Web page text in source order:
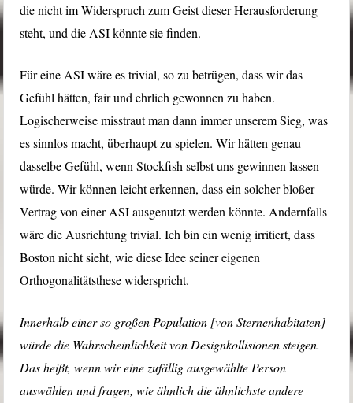
die nicht im Widerspruch zum Geist dieser Herausforderung
steht, und die ASI könnte sie finden.
Für eine ASI wäre es trivial, so zu betrügen, dass wir das
Gefühl hätten, fair und ehrlich gewonnen zu haben.
Logischerweise misstraut man dann immer unserem Sieg, was
es sinnlos macht, überhaupt zu spielen. Wir hätten genau
dasselbe Gefühl, wenn Stockfish selbst uns gewinnen lassen
würde. Wir können leicht erkennen, dass ein solcher bloßer
Vertrag von einer ASI ausgenutzt werden könnte. Andernfalls
wäre die Ausrichtung trivial. Ich bin ein wenig irritiert, dass
Boston nicht sieht, wie diese Idee seiner eigenen
Orthogonalitätsthese widerspricht.
Innerhalb einer so großen Population [von Sternenhabitaten]
würde die Wahrscheinlichkeit von Designkollisionen steigen.
Das heißt, wenn wir eine zufällig ausgewählte Person
auswählen und fragen, wie ähnlich die ähnlichste andere